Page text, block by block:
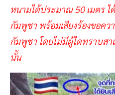
หนามได้ประมาณ 50 เมตร ไ
กัมพูชา พร้อมเสียงร้องขอคว
กัมพูชา โดยไม่มีผู้ใดทราบสา
นั้น